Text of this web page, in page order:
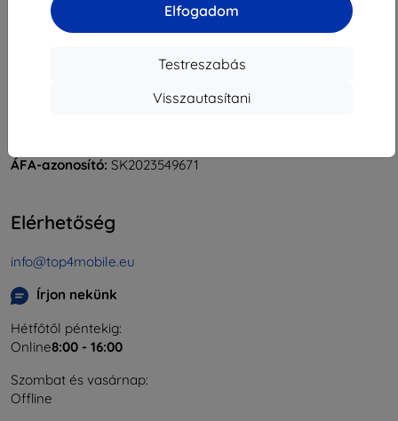
Elfogadom
Testreszabás
Visszautasítani
Rudolf Mocka utca 3750/2A
ÁFA-azonosító: SK2023549671
Elérhetőség
info@top4mobile.eu
Írjon nekünk
Hétfőtől péntekig:
Online8:00 - 16:00
Szombat és vasárnap:
Offline